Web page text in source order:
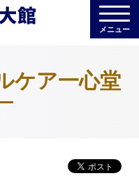
メニュー
ケア一心堂